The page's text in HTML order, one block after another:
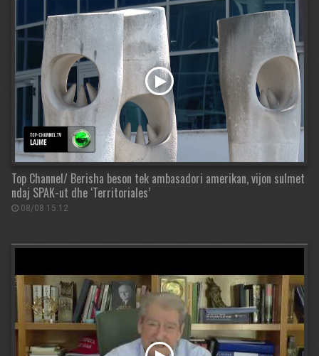
Top Channel/ Berisha beson tek ambasadori amerikan, vijon sulmet
ndaj SPAK-ut dhe ‘Territoriales’
08/08 15:12